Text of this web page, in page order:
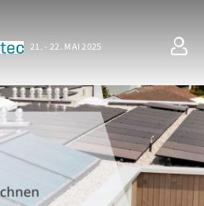
21. - 22. MAI 2025